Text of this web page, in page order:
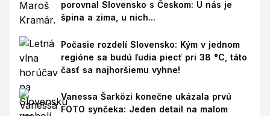
porovnal Slovensko s Českom: U nás je
špina a zima, u nich...
Počasie rozdelí Slovensko: Kým v jednom
regióne sa budú ľudia piecť pri 38 °C, táto
časť sa najhoršiemu vyhne!
Vanessa Šarközi konečne ukázala prvú
FOTO synčeka: Jeden detail na malom